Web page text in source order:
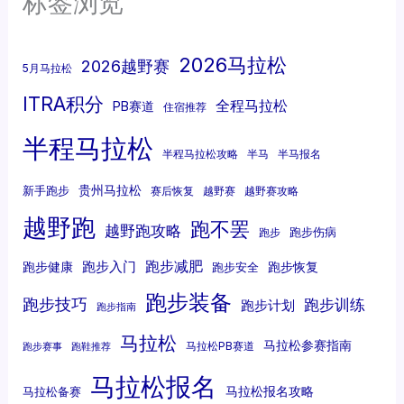
5月马拉松 2026越野赛 2026马拉松
ITRA积分 PB赛道 住宿推荐 全程马拉松
半程马拉松 半程马拉松攻略 半马 半马报名
新手跑步 贵州马拉松 赛后恢复 越野赛 越野赛攻略
越野跑 越野跑攻略 跑不罢 跑步 跑步伤病
跑步健康 跑步入门 跑步减肥 跑步安全 跑步恢复
跑步技巧 跑步指南 跑步装备 跑步计划 跑步训练
跑步赛事 跑鞋推荐 马拉松 马拉松PB赛道 马拉松参赛指南
马拉松备赛 马拉松报名 马拉松报名攻略